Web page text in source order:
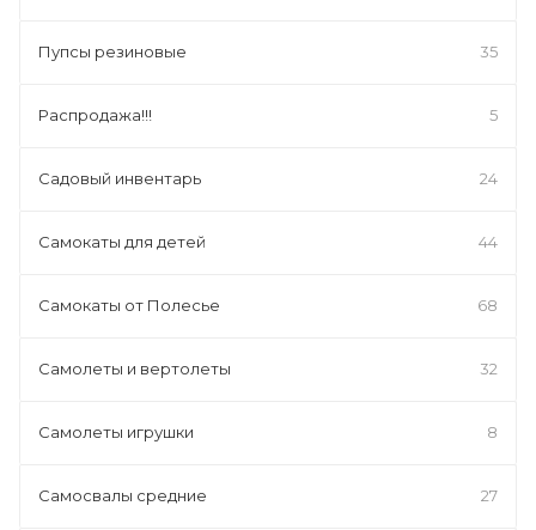
Пупсы резиновые 35
Распродажа!!! 5
Садовый инвентарь 24
Самокаты для детей 44
Самокаты от Полесье 68
Самолеты и вертолеты 32
Самолеты игрушки 8
Самосвалы средние 27